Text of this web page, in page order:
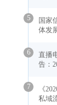
5
国家
体发
6
直播
告：
7
《
私域